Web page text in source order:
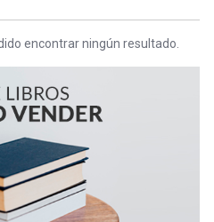
encontrar ningún resultado.